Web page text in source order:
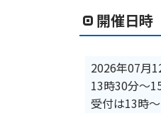
開催日時
2026年07月
13時30分〜
受付は13時～